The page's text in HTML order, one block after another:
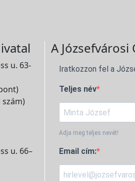
u. 63-
szám)
u. 66–
A
Iratkozzon fel a
Teljes név
Adja meg teljes nevét!
Email cím: